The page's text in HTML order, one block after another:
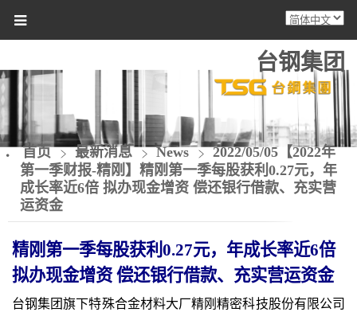
台钢集团
首页 最新消息 News
2022/05/05【2022年
第一季财报-精刚】精刚第一季每股获利0.27元，年
成长率近6倍 拟办现金增资 偿还银行借款、充实营
运资金
精刚第一季每股获利 0.27元，年成长率近6倍
拟办现金增资 偿还银行借款、充实营运资金
台钢集团旗下特殊合金材料大厂精刚精密科技股份有限公司